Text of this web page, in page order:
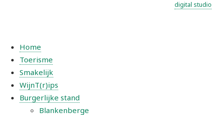
digital studio
Home
Toerisme
Smakelijk
WijnT(r)ips
Burgerlijke stand
Blankenberge